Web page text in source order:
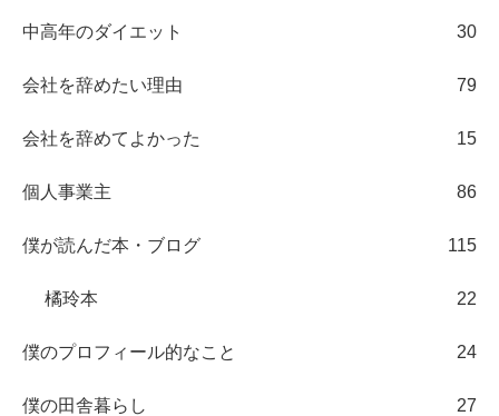
中高年のダイエット 30
会社を辞めたい理由 79
会社を辞めてよかった 15
個人事業主 86
僕が読んだ本・ブログ 115
橘玲本 22
僕のプロフィール的なこと 24
僕の田舎暮らし 27